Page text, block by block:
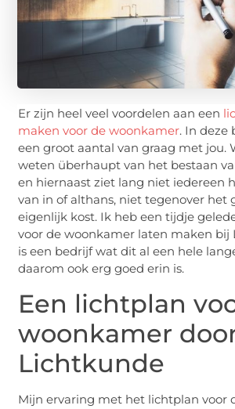
Er zijn heel veel voordelen aan een
maken voor de woonkamer. In deze
een groot aantal van graag met jou.
weten überhaupt van het bestaan
en hiernaast ziet lang niet iedereen
van in of althans, niet tegenover het
eigenlijk kost. Ik heb een tijdje
voor de woonkamer laten maken bij
is een bedrijf wat dit al een hele
daarom ook erg goed erin is.
Een lichtplan
woonkamer
Lichtkunde
Mijn ervaring met het lichtplan voor